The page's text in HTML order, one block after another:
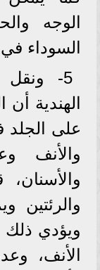
الوجه
السوداء
5-
الهندية
على الجلد
والأنف
والرئتين
ويؤدي ذلك
الأنف،